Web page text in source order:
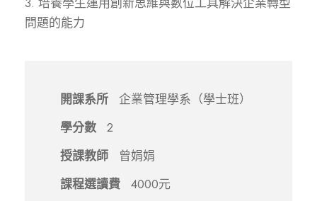
問題的能力
開課系所
企業管理學系（學士班）
學分數
2
授課教師
曾娟娟
課程選讀費
4000元